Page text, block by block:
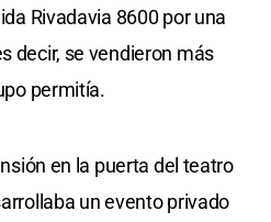
Rivadavia 8600 por una
decir, se vendieron más
permitía.
en la puerta del teatro
un evento privado